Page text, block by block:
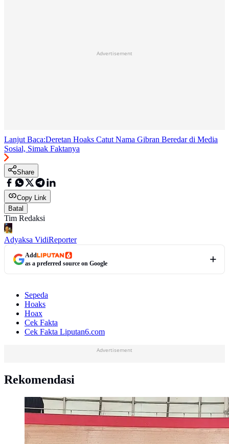
Advertisement
Lanjut Baca:Deretan Hoaks Catut Nama Gibran Beredar di Media
Sosial, Simak Faktanya
Share
Copy Link
Batal
Tim Redaksi
Adyaksa VidiReporter
Add
as a preferred source on Google
Sepeda
Hoaks
Hoax
Cek Fakta
Cek Fakta Liputan6.com
Advertisement
Rekomendasi